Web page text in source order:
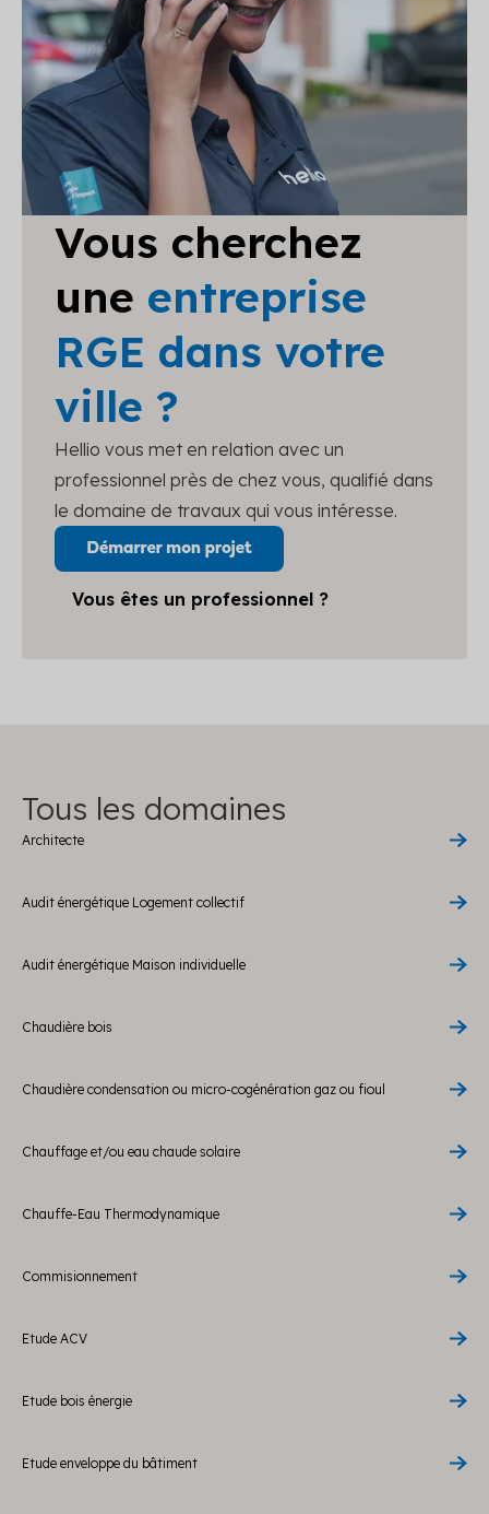
Vous cherchez
une entreprise
RGE dans votre
ville ?
Hellio vous met en relation avec un
professionnel près de chez vous, qualifié dans
le domaine de travaux qui vous intéresse.
Vous êtes un professionnel ?
Tous les domaines
Architecte
Audit énergétique Logement collectif
Audit énergétique Maison individuelle
Chaudière bois
Chaudière condensation ou micro-cogénération gaz ou fioul
Chauffage et/ou eau chaude solaire
Chauffe-Eau Thermodynamique
Commisionnement
Etude ACV
Etude bois énergie
Etude enveloppe du bâtiment